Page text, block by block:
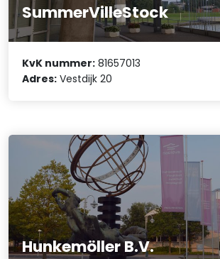
SummerVilleStock
KvK nummer: 81657013
Adres: Vestdijk 20
Hunkemöller B.V.